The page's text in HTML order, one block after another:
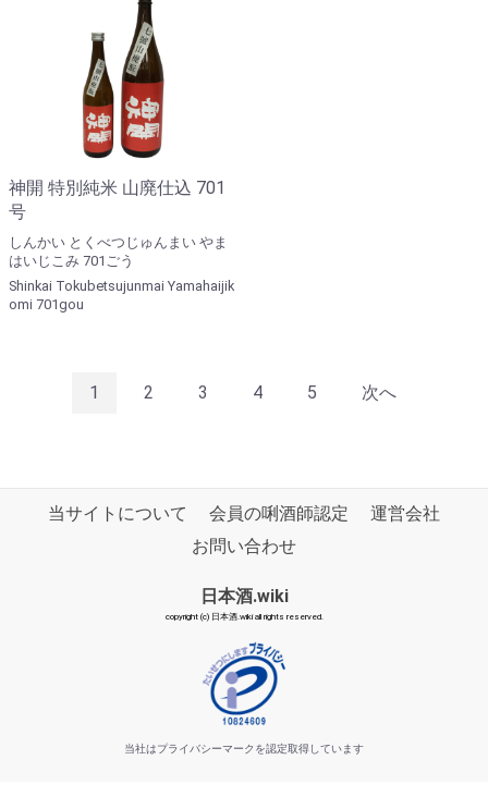
神開 特別純米 山廃仕込 701
号
しんかい とくべつじゅんまい やま
はいじこみ 701ごう
Shinkai Tokubetsujunmai Yamahaijik
omi 701gou
1 2 3 4 5 次へ
当サイトについて 会員の唎酒師認定
運営会社
お問い合わせ
日本酒.wiki
copyright (c) 日本酒.wiki all rights reserved.
当社はプライバシーマークを認定取得しています